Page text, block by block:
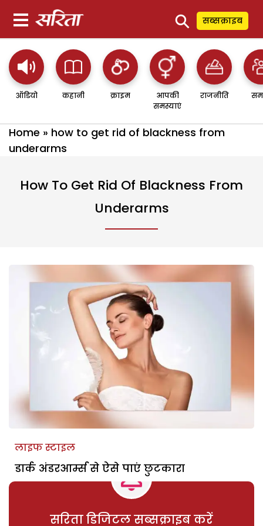
⚲ सब्सक्राइब
ऑडियो कहानी क्राइम
आपकी
समस्याएं
राजनीति
Home » how to get rid of blackness from
underarms
How To Get Rid Of Blackness From
Underarms
लाइफ स्टाइल
डार्क अंडरआर्म्स से ऐसे पाएं छुटकारा
सरिता डिजिटल सब्सक्राइब करें